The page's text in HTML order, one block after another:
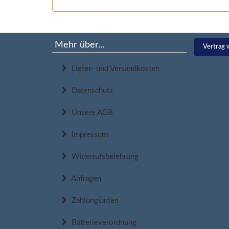
Mehr über...
Liefer- und Versandkosten
Datenschutz
Unsere AGB
Impressum
Widerrufsbelehrung
Anfragen
Zahlungsarten
Batterieverordnung
Vertrag